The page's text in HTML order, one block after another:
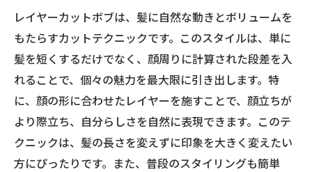
レイヤーカットボブは、髪に自然な動きとボリュームを
もたらすカットテクニックです。このスタイルは、単に
髪を短くするだけでなく、顔周りに計算された段差を入
れることで、個々の魅力を最大限に引き出します。特
に、顔の形に合わせたレイヤーを施すことで、顔立ちが
より際立ち、自分らしさを自然に表現できます。このテ
クニックは、髪の長さを変えずに印象を大きく変えたい
方にぴったりです。また、普段のスタイリングも簡単